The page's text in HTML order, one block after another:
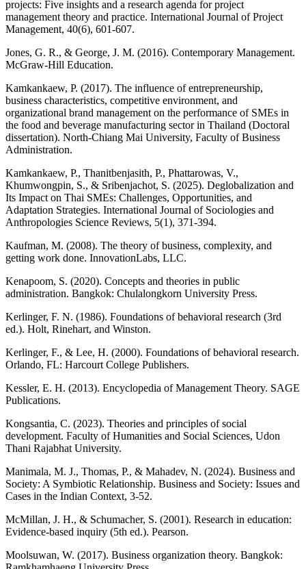
projects: Five insights and a research agenda for project
management theory and practice. International Journal of Project
Management, 40(6), 601-607.
Jones, G. R., & George, J. M. (2016). Contemporary Management.
McGraw-Hill Education.
Kamkankaew, P. (2017). The influence of entrepreneurship,
business characteristics, competitive environment, and
organizational brand management on the performance of SMEs in
the food and beverage manufacturing sector in Thailand (Doctoral
dissertation). North-Chiang Mai University, Faculty of Business
Administration.
Kamkankaew, P., Thanitbenjasith, P., Phattarowas, V.,
Khumwongpin, S., & Sribenjachot, S. (2025). Deglobalization and
Its Impact on Thai SMEs: Challenges, Opportunities, and
Adaptation Strategies. International Journal of Sociologies and
Anthropologies Science Reviews, 5(1), 371-394.
Kaufman, M. (2008). The theory of business, complexity, and
getting work done. InnovationLabs, LLC.
Kenapoom, S. (2020). Concepts and theories in public
administration. Bangkok: Chulalongkorn University Press.
Kerlinger, F. N. (1986). Foundations of behavioral research (3rd
ed.). Holt, Rinehart, and Winston.
Kerlinger, F., & Lee, H. (2000). Foundations of behavioral research.
Orlando, FL: Harcourt College Publishers.
Kessler, E. H. (2013). Encyclopedia of Management Theory. SAGE
Publications.
Kongsantia, C. (2023). Theories and principles of social
development. Faculty of Humanities and Social Sciences, Udon
Thani Rajabhat University.
Manimala, M. J., Thomas, P., & Mahadev, N. (2024). Business and
Society: A Symbiotic Relationship. Business and Society: Issues and
Cases in the Indian Context, 3-52.
McMillan, J. H., & Schumacher, S. (2001). Research in education:
Evidence-based inquiry (5th ed.). Pearson.
Moolsuwan, W. (2017). Business organization theory. Bangkok: